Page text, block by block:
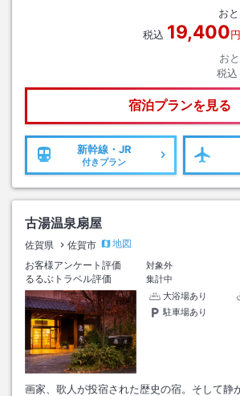
お
税込 19,400円
お
税込
宿泊プランを見る
新幹線・JR
付きプラン
古湯温泉扇屋
佐賀県 佐賀市
地図
お客様アンケート評価
対象外
るるぶトラベル評価
集計中
大浴場あり
駐車場あり
画家、歌人が投宿された歴史の宿。そして静